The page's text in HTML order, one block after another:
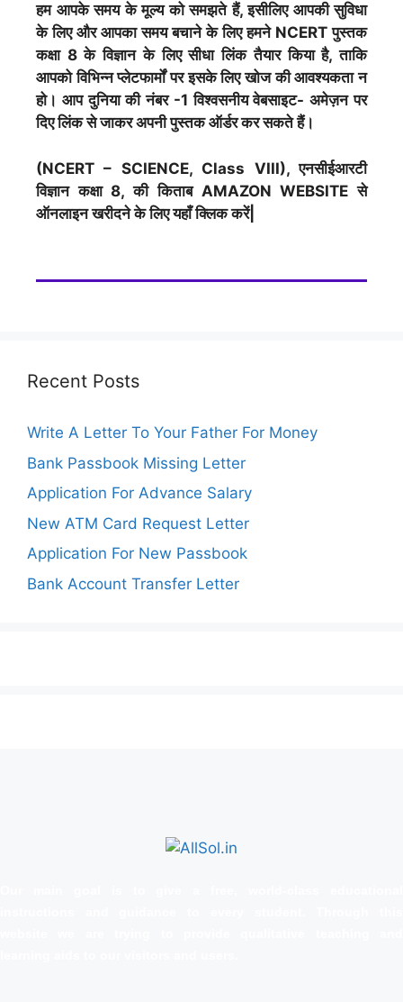
हम आपके समय के मूल्य को समझते हैं, इसीलिए आपकी सुविधा
के लिए और आपका समय बचाने के लिए हमने NCERT पुस्तक
कक्षा 8 के विज्ञान के लिए सीधा लिंक तैयार किया है, ताकि
आपको विभिन्न प्लेटफार्मों पर इसके लिए खोज की आवश्यकता न
हो। आप दुनिया की नंबर -1 विश्वसनीय वेबसाइट- अमेज़न पर
दिए लिंक से जाकर अपनी पुस्तक ऑर्डर कर सकते हैं।
(NCERT – SCIENCE, Class VIII), एनसीईआरटी
विज्ञान कक्षा 8, की किताब AMAZON WEBSITE से
ऑनलाइन खरीदने के लिए यहाँ क्लिक करें|
Recent Posts
Write A Letter To Your Father For Money
Bank Passbook Missing Letter
Application For Advance Salary
New ATM Card Request Letter
Application For New Passbook
Bank Account Transfer Letter